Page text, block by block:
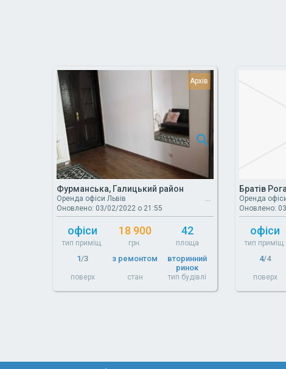
Фурманська, Галицький район
Оренда офіси Львів
Оновлено: 03/02/2022 о 21:55
офіси
тип приміщ.
18 900
грн.
42
площа
1/3
поверх
з ремонтом
стан
вторинний
ринок
тип будівлі
Братів
Оренда
Оновлено:
офіси
тип приміщ.
4/4
поверх